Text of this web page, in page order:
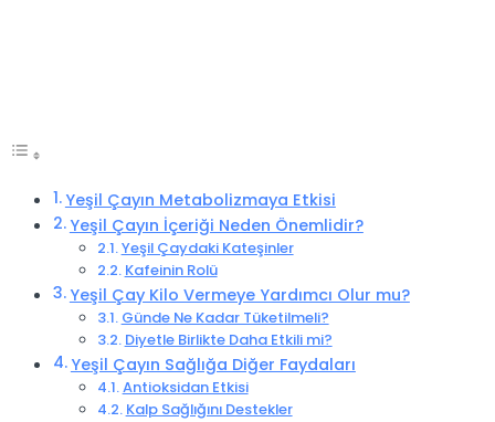
Yeşil Çayın Metabolizmaya Etkisi
Yeşil Çayın İçeriği Neden Önemlidir?
Yeşil Çaydaki Kateşinler
Kafeinin Rolü
Yeşil Çay Kilo Vermeye Yardımcı Olur mu?
Günde Ne Kadar Tüketilmeli?
Diyetle Birlikte Daha Etkili mi?
Yeşil Çayın Sağlığa Diğer Faydaları
Antioksidan Etkisi
Kalp Sağlığını Destekler